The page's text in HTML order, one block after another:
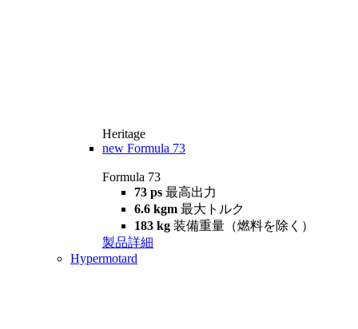
Heritage
new Formula 73
Formula 73
73 ps 最高出力
6.6 kgm 最大トルク
183 kg 装備重量（燃料を除く）
製品詳細
Hypermotard